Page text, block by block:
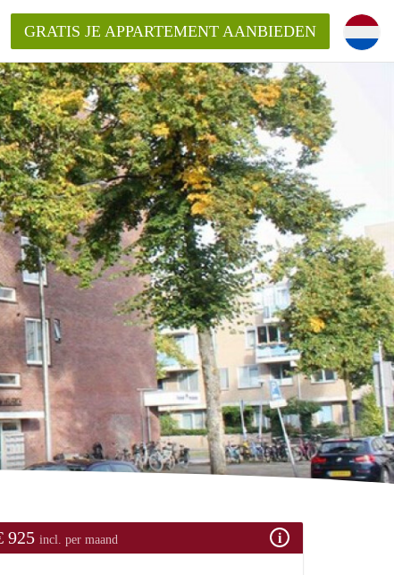
?
het aangeboden
GRATIS JE APPARTEMENT AANBIEDEN
925 incl. per maand